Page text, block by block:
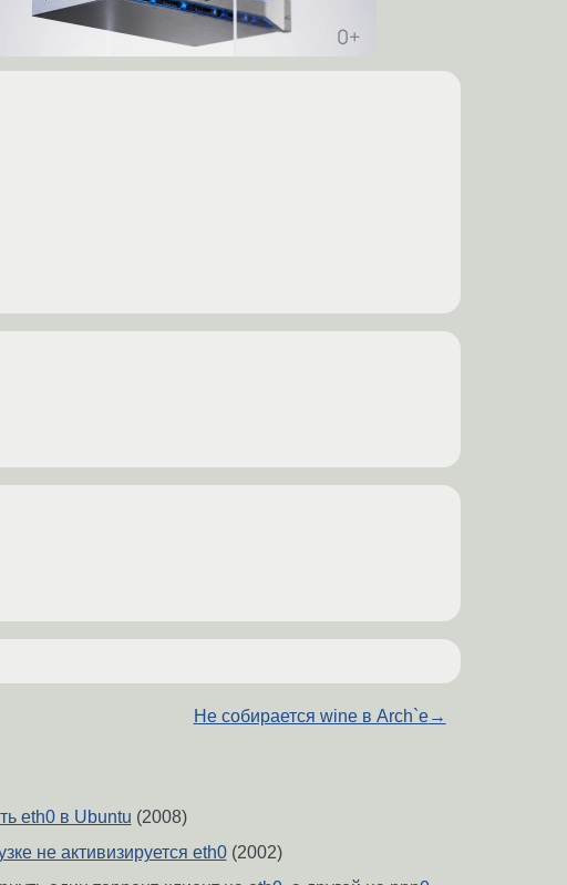
Не собирается wine в Arch`е→
eth0 в Ubuntu (2008)
не активизируется eth0(2002)